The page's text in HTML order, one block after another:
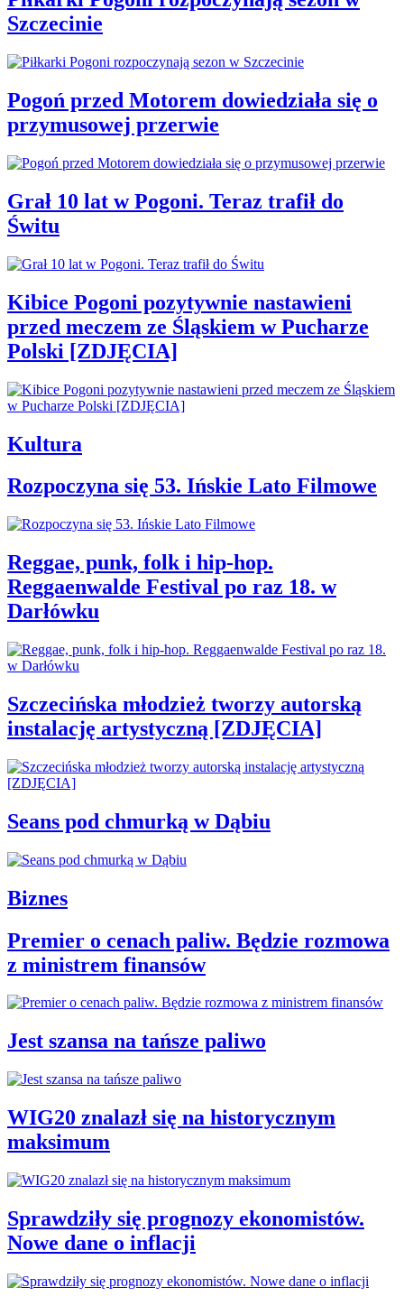
Szczecinie
Pogoń przed Motorem dowiedziała się o
przymusowej przerwie
Grał 10 lat w Pogoni. Teraz trafił do
Świtu
Kibice Pogoni pozytywnie nastawieni
przed meczem ze Śląskiem w Pucharze
Polski [ZDJĘCIA]
Kultura
Rozpoczyna się 53. Ińskie Lato Filmowe
Reggae, punk, folk i hip-hop.
Reggaenwalde Festival po raz 18. w
Darłówku
Szczecińska młodzież tworzy autorską
instalację artystyczną [ZDJĘCIA]
Seans pod chmurką w Dąbiu
Biznes
Premier o cenach paliw. Będzie rozmowa
z ministrem finansów
Jest szansa na tańsze paliwo
WIG20 znalazł się na historycznym
maksimum
Sprawdziły się prognozy ekonomistów.
Nowe dane o inflacji